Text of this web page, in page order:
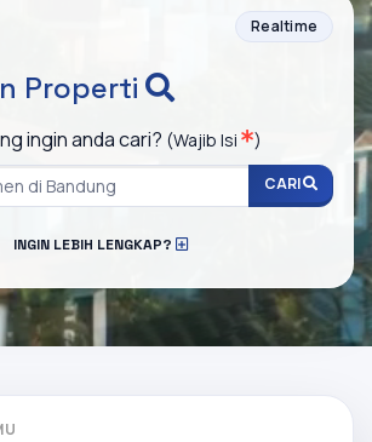
Realtime
Properti
ingin anda cari? (Wajib Isi )
CARI
INGIN LEBIH LENGKAP?